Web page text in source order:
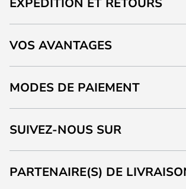
VOS AVANTAGES
MODES DE PAIEMENT
SUIVEZ-NOUS SUR
PARTENAIRE(S) DE